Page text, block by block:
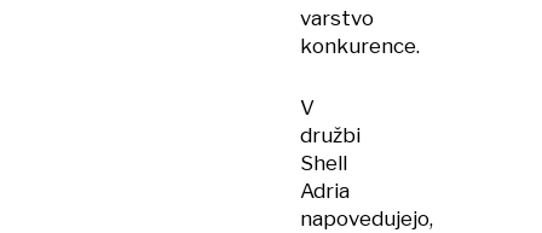
varstvo
konkurence.
V
družbi
Shell
Adria
napovedujejo,